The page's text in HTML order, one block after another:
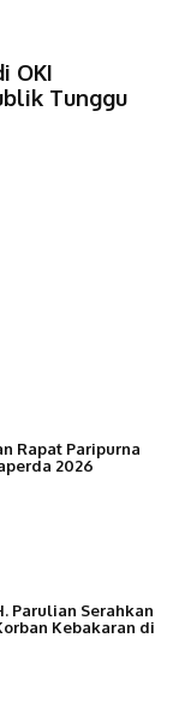
OKI
Tunggu
Rapat Paripurna
2026
Parulian Serahkan
Kebakaran di